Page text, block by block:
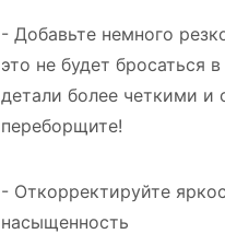
- Добавьте немного
это не будет бросаться
детали более четкими
переборщите!
- Откорректируйте
насыщенность